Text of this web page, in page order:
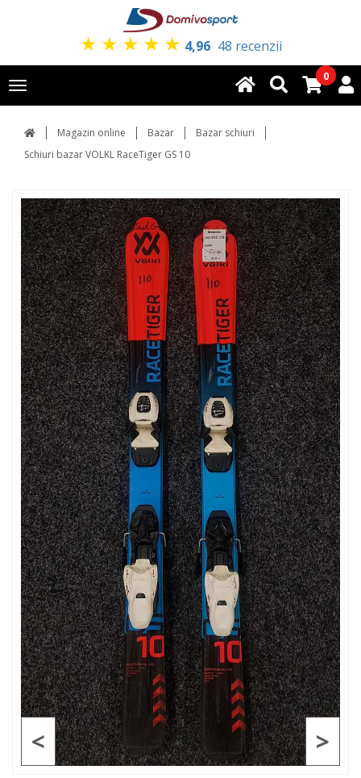
★ ★ ★ ★ ★ 4,96 48 recenzii
Toggle
navigation
0
Magazin online Bazar
Bazar schiuri
Schiuri bazar VOLKL RaceTiger GS 10
>
<